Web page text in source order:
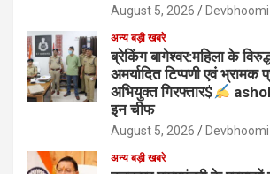
August 5, 2026
अन्य बड़ी खबरे
ब्रेकिंग बागेश्वर:महिला के
अमर्यादित टिप्पणी एवं भ्रामक
अभियुक्त गिरफ्तार$
इन चीफ
August 5, 2026
अन्य बड़ी खबरे